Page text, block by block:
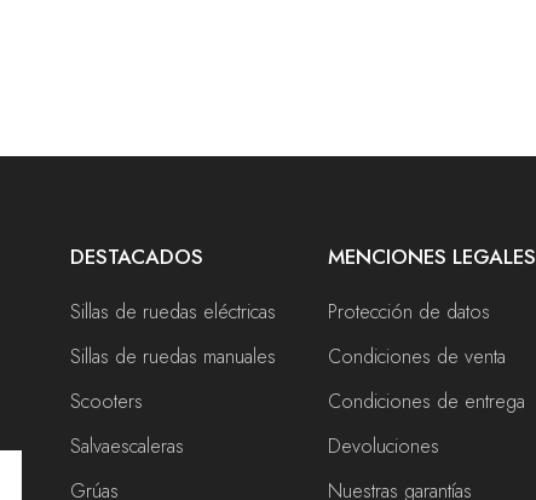
DESTACADOS
Sillas de ruedas eléctricas
Sillas de ruedas manuales
Scooters
Salvaescaleras
Grúas
MENCIONES LEGALES
Protección de datos
Condiciones de venta
Condiciones de entrega
Devoluciones
Nuestras garantías